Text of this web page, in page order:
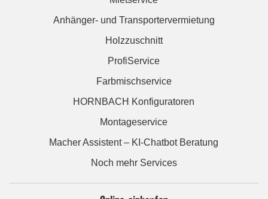
Anhänger- und Transportervermietung
Holzzuschnitt
ProfiService
Farbmischservice
HORNBACH Konfiguratoren
Montageservice
Macher Assistent – KI-Chatbot Beratung
Noch mehr Services